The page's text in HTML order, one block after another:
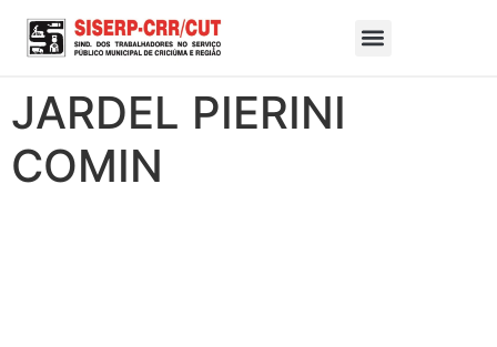
JARDEL PIERINI
COMIN